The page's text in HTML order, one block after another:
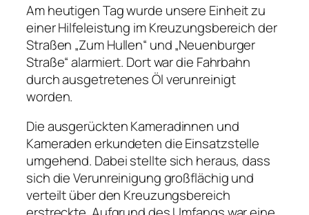
Am heutigen Tag wurde unsere Einheit zu
einer Hilfeleistung im Kreuzungsbereich der
Straßen „Zum Hullen“ und „Neuenburger
Straße“ alarmiert. Dort war die Fahrbahn
durch ausgetretenes Öl verunreinigt
worden.
Die ausgerückten Kameradinnen und
Kameraden erkundeten die Einsatzstelle
umgehend. Dabei stellte sich heraus, dass
sich die Verunreinigung großflächig und
verteilt über den Kreuzungsbereich